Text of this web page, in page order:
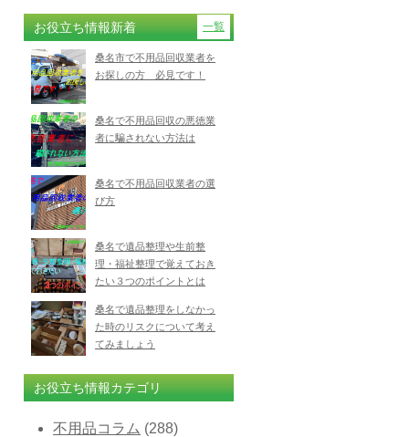
お役立ち情報新着 一覧
桑名市で不用品回収業者を
お探しの方 必見です！
桑名で不用品回収の悪徳業
者に騙されない方法は
桑名で不用品回収業者の選
び方
桑名で遺品整理や生前整
理・福祉整理で覚えておき
たい３つのポイントとは
桑名で遺品整理をしなかっ
た時のリスクについて考え
てみましょう
お役立ち情報カテゴリ
不用品コラム (288)